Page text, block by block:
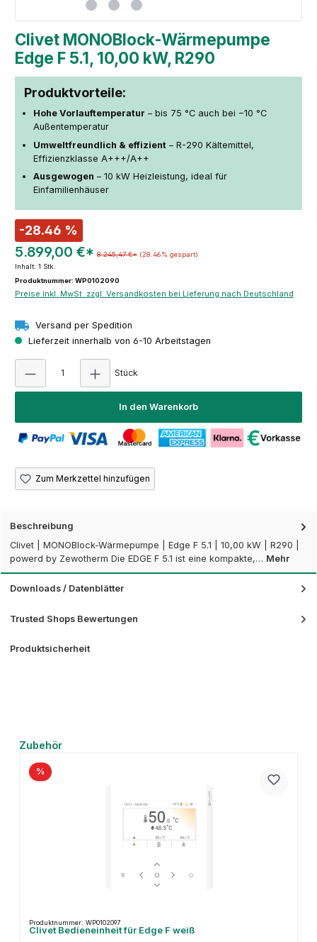
Clivet MONOBlock-Wärmepumpe
Edge F 5.1, 10,00 kW, R290
Produktvorteile:
Hohe Vorlauftemperatur – bis 75 °C auch bei −10 °C
Außentemperatur
Umweltfreundlich & effizient– R-290 Kältemittel,
Effizienzklasse A+++/A++
Ausgewogen – 10 kW Heizleistung, ideal für
Einfamilienhäuser
-28.46 %
5.899,00 €* 8.245,47 €* (28.46% gespart)
Inhalt: 1 Stk.
Produktnummer: WP0102090
Preise inkl. MwSt. zzgl. Versandkosten bei Lieferung nach Deutschland
Versand per Spedition
Lieferzeit innerhalb von 6-10 Arbeitstagen
Stück
In den Warenkorb
Zum Merkzettel hinzufügen
Beschreibung
Clivet | MONOBlock-Wärmepumpe | Edge F 5.1 | 10,00 kW | R290 |
powerd by Zewotherm Die EDGE F 5.1 ist eine kompakte,… Mehr
Downloads / Datenblätter
Trusted Shops Bewertungen
Produktsicherheit
Produktgalerie überspringen
Zubehör
%
Produktnummer: WP0102097
Clivet Bedieneinheit für Edge F weiß